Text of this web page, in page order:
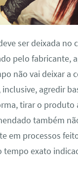
ser deixada no
pelo fabricante,
não vai deixar a
inclusive, agredir
tirar o produto
também
em processos
tempo exato